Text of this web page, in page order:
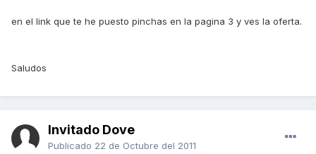
en el link que te he puesto pinchas en la pagina 3 y ves la oferta.
Saludos
Invitado Dove
Publicado 22 de Octubre del 2011